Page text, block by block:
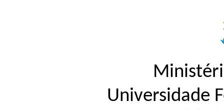
Universidade